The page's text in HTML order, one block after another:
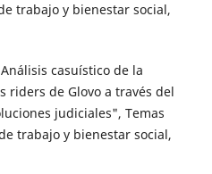
trabajo y bienestar social,
casuístico de la
riders de Glovo a través del
judiciales", Temas
trabajo y bienestar social,